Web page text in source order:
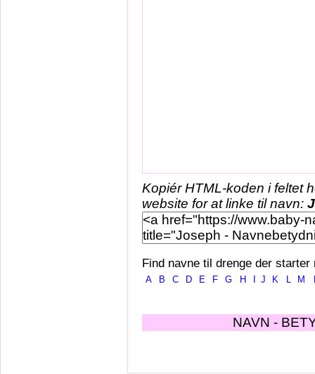
Kopiér HTML-koden i feltet
website for at linke til navn:
Find navne til drenge der starter
A B C D E F G H J K L M
NAVN -